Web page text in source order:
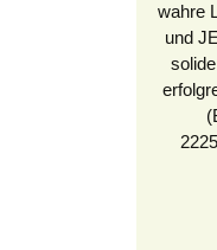
wahre
und